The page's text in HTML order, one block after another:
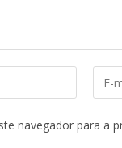
Digite
seu
navegador para a